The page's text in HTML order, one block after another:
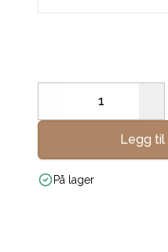
Decrease
Legg til
På lager